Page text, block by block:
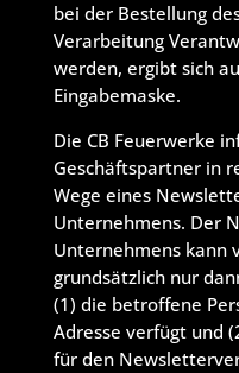
bei der Bestellung
Verarbeitung
werden, ergibt sich
Eingabemaske.
Die CB Feuerwerke
Geschäftspartner in
Wege eines
Unternehmens. Der
Unternehmens kann
grundsätzlich nur
(1) die betroffene
Adresse verfügt und
für den